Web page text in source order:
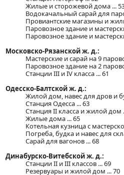
Жилые и сторожевой дома ...
Водокачальный сарай для
Провиантские магазины и
Паровозное здание и
Паровозное здание и
Московско-Рязанской ж. д.:
Мастерские и сарай на 9
Паровозное здание на 2
Станции III и IV класса ... 61
Одесско-Балтской ж. д.:
Жилой дом, навес для дров и
Станция Одесса ... 63
Станция II класса и жилой дом
Жилые дома ... 65
Котельная кузница с
Погреба, будка и навес для
Сарай для вагонов ... 68
Динабурско-Витебской ж. д.:
Станции II и III классов ... 69
Резервуары и жилой дом ... 70